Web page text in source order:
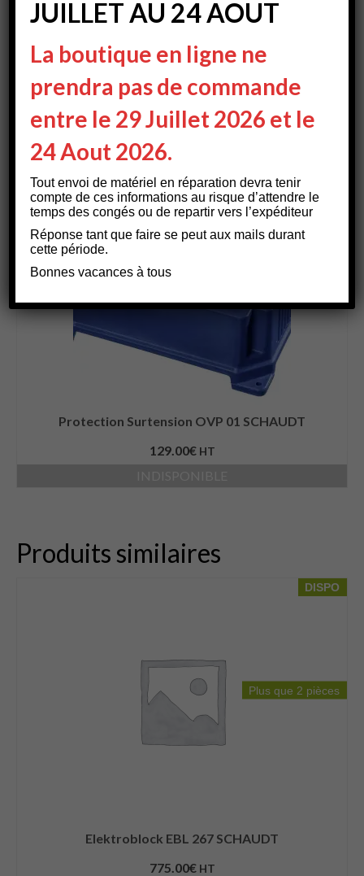
J’aime ça :
Vous aimerez peut-être
aussi…
Protection Surtension OVP 01 SCHAUDT
129.00€ HT
Produits similaires
Plus que 2 pièces
DISPO
Elektroblock EBL 267 SCHAUDT
775.00€ HT
JUILLET AU 24 AOUT
La boutique en ligne ne
prendra pas de commande
entre le 29 Juillet 2026 et le
24 Aout 2026.
Tout envoi de matériel en réparation devra tenir
compte de ces informations au risque d’attendre le
temps des congés ou de repartir vers l’expéditeur
Réponse tant que faire se peut aux mails durant
cette période.
Bonnes vacances à tous